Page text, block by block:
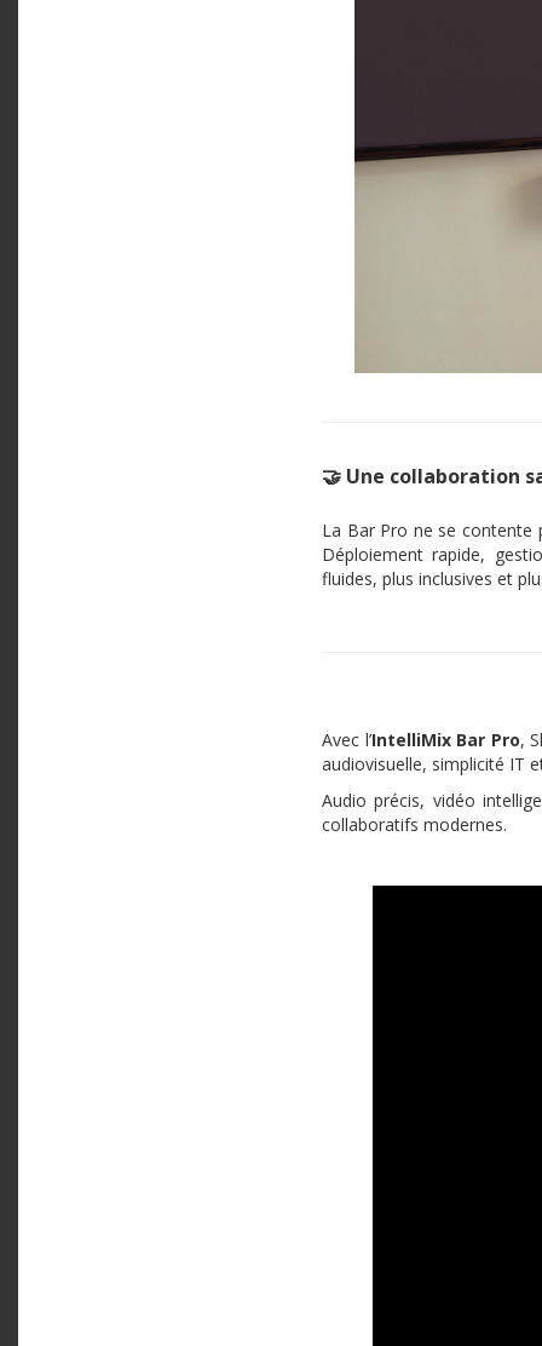
🤝 Une collaboration
La Bar Pro ne se contente
Déploiement rapide,
fluides, plus inclusives et
Avec l’IntelliMixBar Pro,
audiovisuelle, simplicité IT
Audio précis, vidéo
collaboratifs modernes.